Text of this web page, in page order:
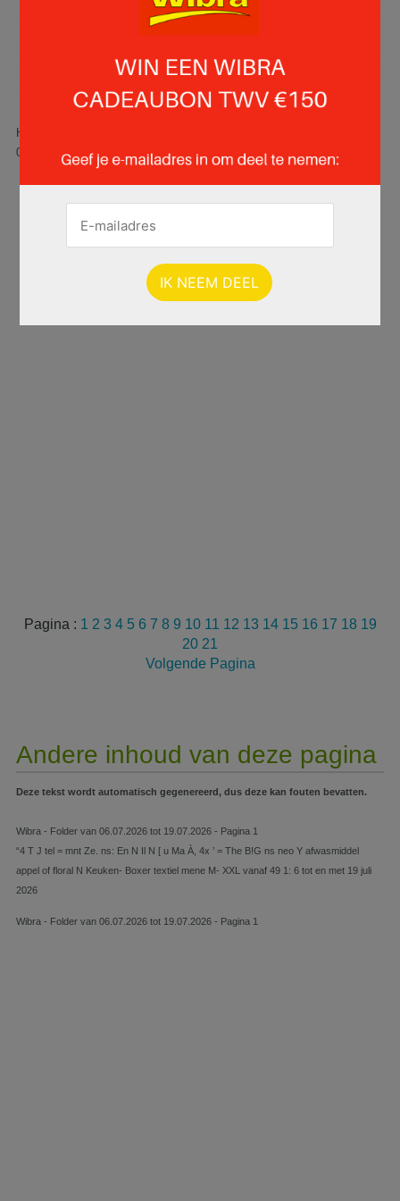
Hier is pagina 1 van 21 pagina's van de Wibra folder, geldig van
06.07.2026 tot 19.07.2026.
Pagina : 1 2 3 4 5 6 7 8 9 10 11 12 13 14 15 16 17 18 19
20 21
Volgende Pagina
Andere inhoud van deze pagina
Deze tekst wordt automatisch gegenereerd, dus deze kan fouten bevatten.
Wibra - Folder van 06.07.2026 tot 19.07.2026 - Pagina 1
“4 T J tel = mnt Ze. ns: En N Il N [ u Ma À, 4x ’ = The B!G ns neo Y afwasmiddel
appel of floral N Keuken- Boxer textiel mene M- XXL vanaf 49 1: 6 tot en met 19 juli
2026
Wibra - Folder van 06.07.2026 tot 19.07.2026 - Pagina 1